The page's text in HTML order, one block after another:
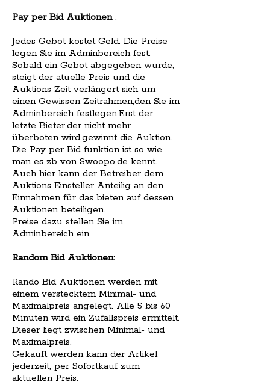
Pay per Bid Auktionen:
Jedes Gebot kostet Geld. Die Preise
legen Sie im Adminbereich fest.
Sobald ein Gebot abgegeben wurde,
steigt der atuelle Preis und die
Auktions Zeit verlängert sich um
einen Gewissen Zeitrahmen,den Sie im
Adminbereich festlegen.Erst der
letzte Bieter,der nicht mehr
überboten wird,gewinnt die Auktion.
Die Pay per Bid funktion ist so wie
man es zb von Swoopo.de kennt.
Auch hier kann der Betreiber dem
Auktions Einsteller Anteilig an den
Einnahmen für das bieten auf dessen
Auktionen beteiligen.
Preise dazu stellen Sie im
Adminbereich ein.
Random Bid Auktionen:
Rando Bid Auktionen werden mit
einem verstecktem Minimal- und
Maximalpreis angelegt. Alle 5 bis 60
Minuten wird ein Zufallspreis ermittelt.
Dieser liegt zwischen Minimal- und
Maximalpreis.
Gekauft werden kann der Artikel
jederzeit, per Sofortkauf zum
aktuellen Preis.